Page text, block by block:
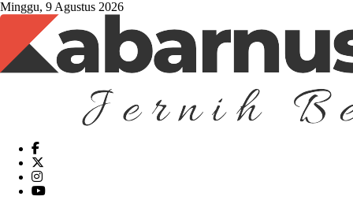
Minggu, 9 Agustus 2026